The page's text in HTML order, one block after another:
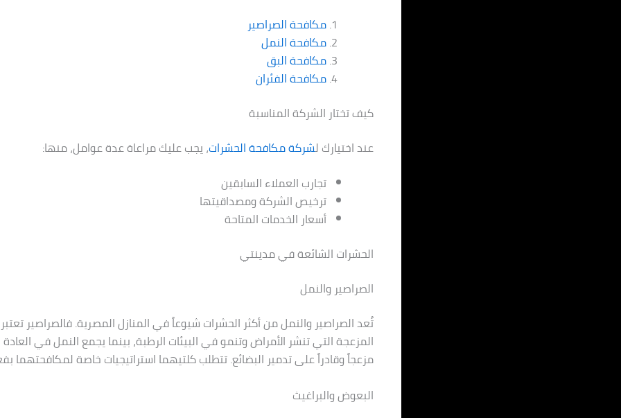
مكافحة الصراصير
مكافحة النمل
مكافحة البق
مكافحة الفئران
كيف تختار الشركة المناسبة
عند اختيارك لشركة مكافحة الحشرات، يجب عليك مراعاة عدة عوامل، منها:
تجارب العملاء السابقين
ترخيص الشركة ومصداقيتها
أسعار الخدمات المتاحة
الحشرات الشائعة في مدينتي
الصراصير والنمل
تُعد الصراصير والنمل من أكثر الحشرات شيوعاً في المنازل المصرية. فالصراصير
المزعجة التي تنشر الأمراض وتنمو في البيئات الرطبة، بينما يجمع النمل في
مزعجاً وقادراً على تدمير البضائع. تتطلب كلتيهما استراتيجيات خاصة لمكافحتهما
البعوض والبراغيث